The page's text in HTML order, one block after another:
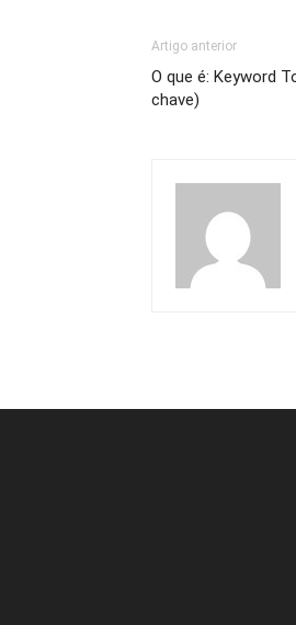
Artigo anterior
O que é: Keyword
chave)